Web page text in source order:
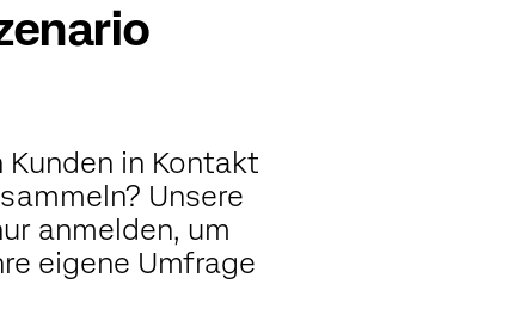
in Kontakt
Unsere
anmelden, um
eigene Umfrage